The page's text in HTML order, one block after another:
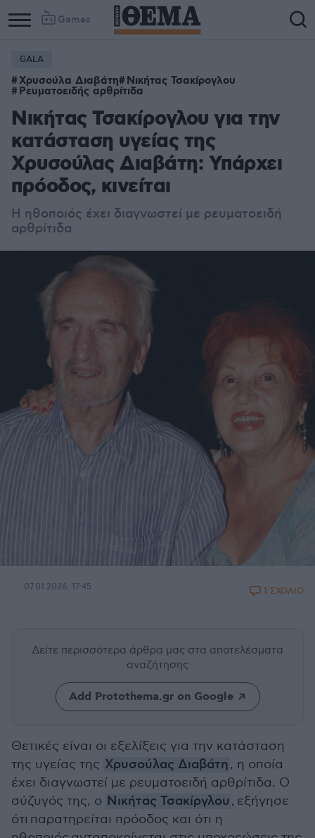
Games
GALA
Χρυσούλα Διαβάτη Νικήτας Τσακίρογλου
Ρευματοειδής αρθρίτιδα
Νικήτας Τσακίρογλου για την
κατάσταση υγείας της
Χρυσούλας Διαβάτη: Υπάρχει
πρόοδος, κινείται
Η ηθοποιός έχει διαγνωστεί με ρευματοειδή
αρθρίτιδα
07.01.2026, 17:45 1 ΣΧΟΛΙΟ
Δείτε περισσότερα άρθρα μας στα αποτελέσματα
αναζήτησης
Add Protothema.gr on Google
Θετικές είναι οι εξελίξεις για την κατάσταση
της υγείας της Χρυσούλας Διαβάτη, η οποία
έχει διαγνωστεί με ρευματοειδή αρθρίτιδα. Ο
σύζυγός της, ο Νικήτας Τσακίργλου , εξήγησε
ότι παρατηρείται πρόοδος και ότι η